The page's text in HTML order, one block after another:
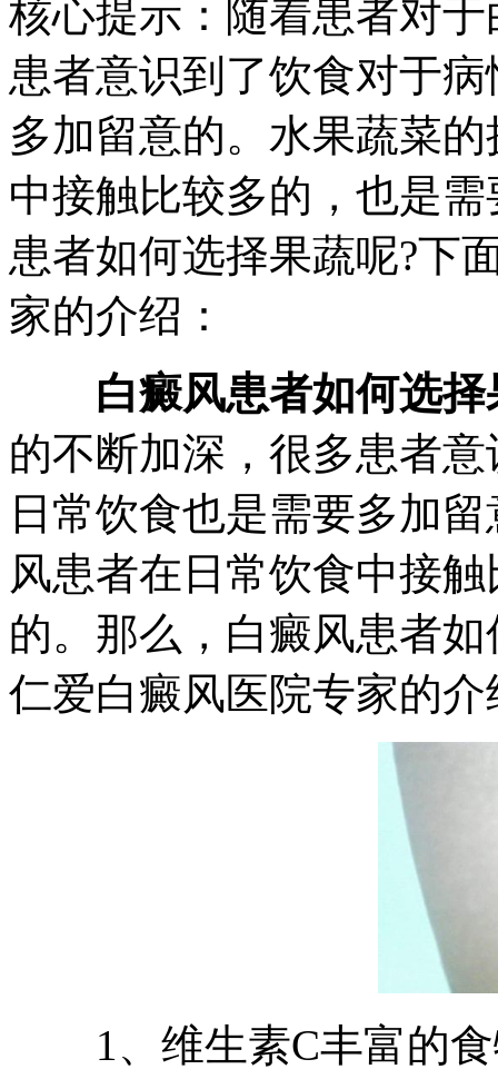
核心提示： 随着患者对
患者意识到了饮食对于
多加留意的。水果蔬菜
中接触比较多的，也是
患者如何选择果蔬呢?下
家的介绍：
白癜风患者如何选择
的不断加深，很多患者
日常饮食也是需要多加
风患者在日常饮食中接
的。那么，白癜风患者
仁爱白癜风医院专家的介
1、维生素C丰富的食